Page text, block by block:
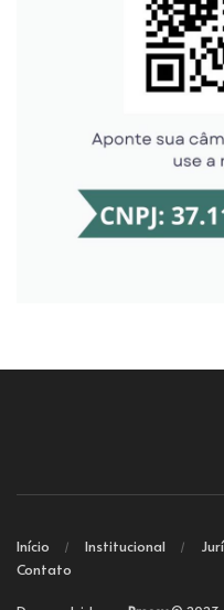
Início Institucional
Contato